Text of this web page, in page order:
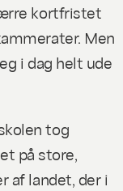
kortfristet
Men
i dag helt ude
tog
på store,
af landet, der i